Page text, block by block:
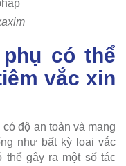
có thể
vắc xin
độ an toàn và mang
như bất kỳ loại vắc
thể gây ra một số tác